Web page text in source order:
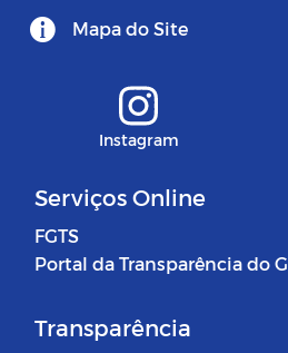
Mapa do Site
Instagram
Serviços Online
FGTS
Portal da Transparência do
Transparência